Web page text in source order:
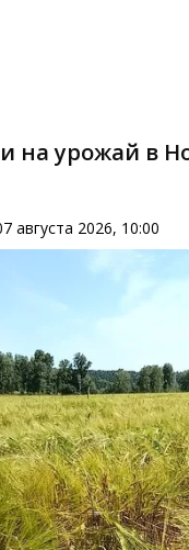
на урожай в
августа 2026, 10:00